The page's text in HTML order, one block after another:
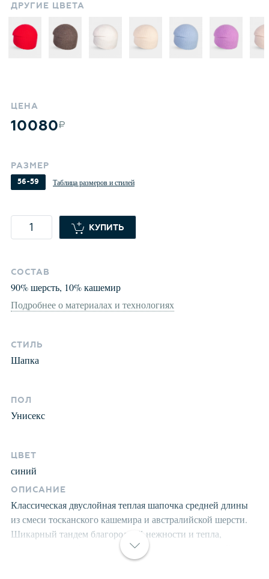
ДРУГИЕ ЦВЕТА
ЦЕНА
10080
РАЗМЕР
56-59 Таблица размеров и стилей
КУПИТЬ
СОСТАВ
90%шерсть, 10%кашемир
Подробнее о материалах и технологиях
СТИЛЬ
Шапка
ПОЛ
Унисекс
ЦВЕТ
синий
ОПИСАНИЕ
Классическая двуслойная теплая шапочка средней длины
из смеси тосканского кашемира и австралийской шерсти.
Шикарный тандем благородной нежности и тепла,
вытканных с соблюдением старых ткацких традиций и
новых современных технологий. Идеально сочетается с